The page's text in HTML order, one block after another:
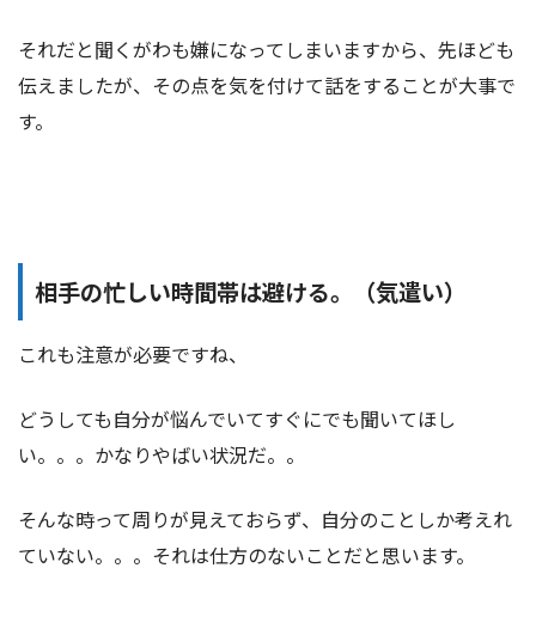
それだと聞くがわも嫌になってしまいますから、先ほども
伝えましたが、その点を気を付けて話をすることが大事で
す。
相手の忙しい時間帯は避ける。（気遣い）
これも注意が必要ですね、
どうしても自分が悩んでいてすぐにでも聞いてほし
い。。。かなりやばい状況だ。。
そんな時って周りが見えておらず、自分のことしか考えれ
ていない。。。それは仕方のないことだと思います。